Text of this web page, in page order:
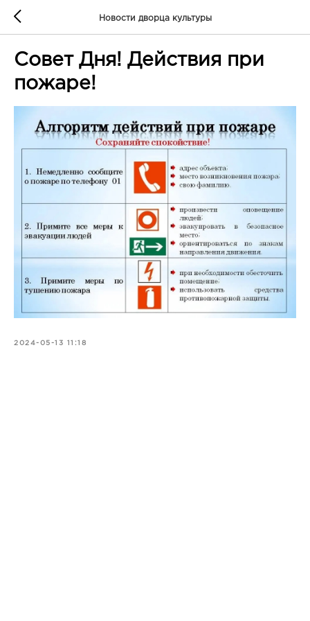
Новости дворца культуры
Совет Дня! Действия при
пожаре!
2024-05-13 11:18